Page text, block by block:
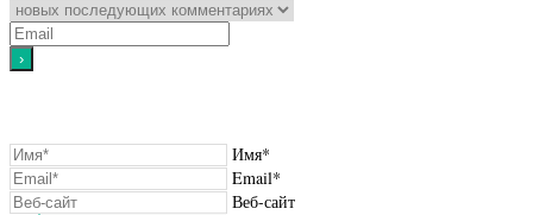
Имя*
Email*
Веб-сайт